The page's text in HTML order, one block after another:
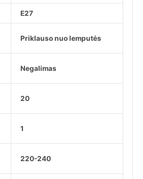
E27
Priklauso nuo lemputės
Negalimas
20
1
220-240